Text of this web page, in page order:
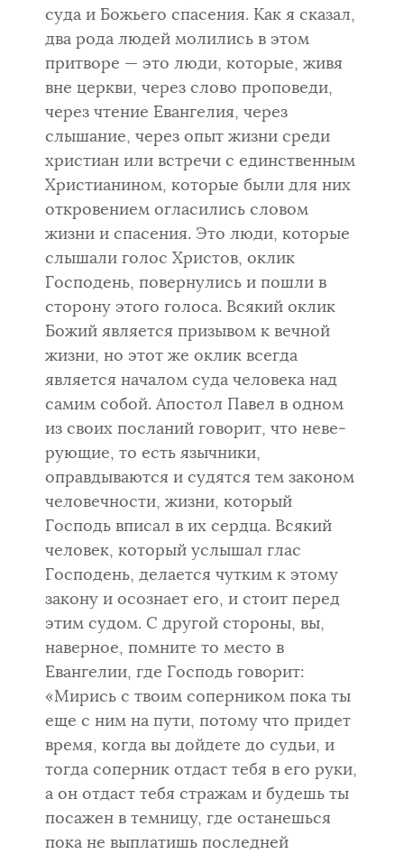
суда и Божьего спасения. Как я сказал,
два рода людей молились в этом
притворе — это люди, которые, живя
вне церкви, через слово про­поведи,
через чтение Евангелия, через
слышание, через опыт жизни сре­ди
христиан или встречи с единственным
Христианином, которые были для них
откровением огласились словом
жизни и спасения. Это люди, ко­торые
слышали голос Христов, оклик
Господень, повернулись и пошли в
сторону этого голоса. Всякий оклик
Божий является призывом к вечной
жизни, но этот же оклик всегда
является началом суда человека над
са­мим собой. Апостол Павел в одном
из своих посланий говорит, что неве­
рующие, то есть язычники,
оправдываются и судятся тем законом
человеч­ности, жизни, который
Господь вписал в их сердца. Всякий
человек, ко­торый услышал глас
Господень, делается чутким к этому
закону и осозна­ет его, и стоит перед
этим судом. С другой стороны, вы,
наверное, по­мните то место в
Евангелии, где Господь говорит:
«Мирись с твоим сопер­ником пока ты
еще с ним на пути, потому что придет
время, когда вы дой­дете до судьи, и
тогда соперник отдаст тебя в его руки,
а он отдаст тебя стражам и будешь ты
посажен в темницу, где останешься
пока не выпла­тишь последней